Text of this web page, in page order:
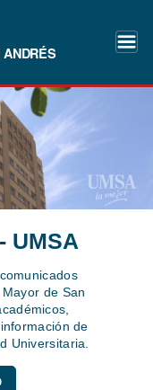
ANDRÉS
UMSA
de San
de
Universitaria.